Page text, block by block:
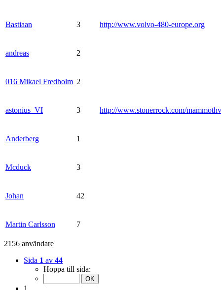
Bastiaan 3 http://www.volvo-480-europe.org
andreas 2
016 Mikael Fredholm 2
astonius_VI 3 http://www.stonerrock.com/
Anderberg 1
Mcduck 3
Johan 42
Martin Carlsson 7
2156 användare
Sida 1 av 44
Hoppa till sida:
1